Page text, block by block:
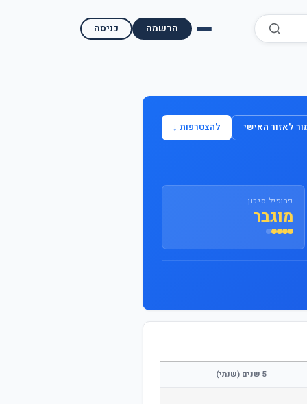
כניסה הרשמה
השוואת בתי השקעות למסחר עצמאי
מאמרים ומדריכים לאזור האישי להצטרפות ↓
פרופיל סיכון
מוגבר
5 שנים (שנתי)